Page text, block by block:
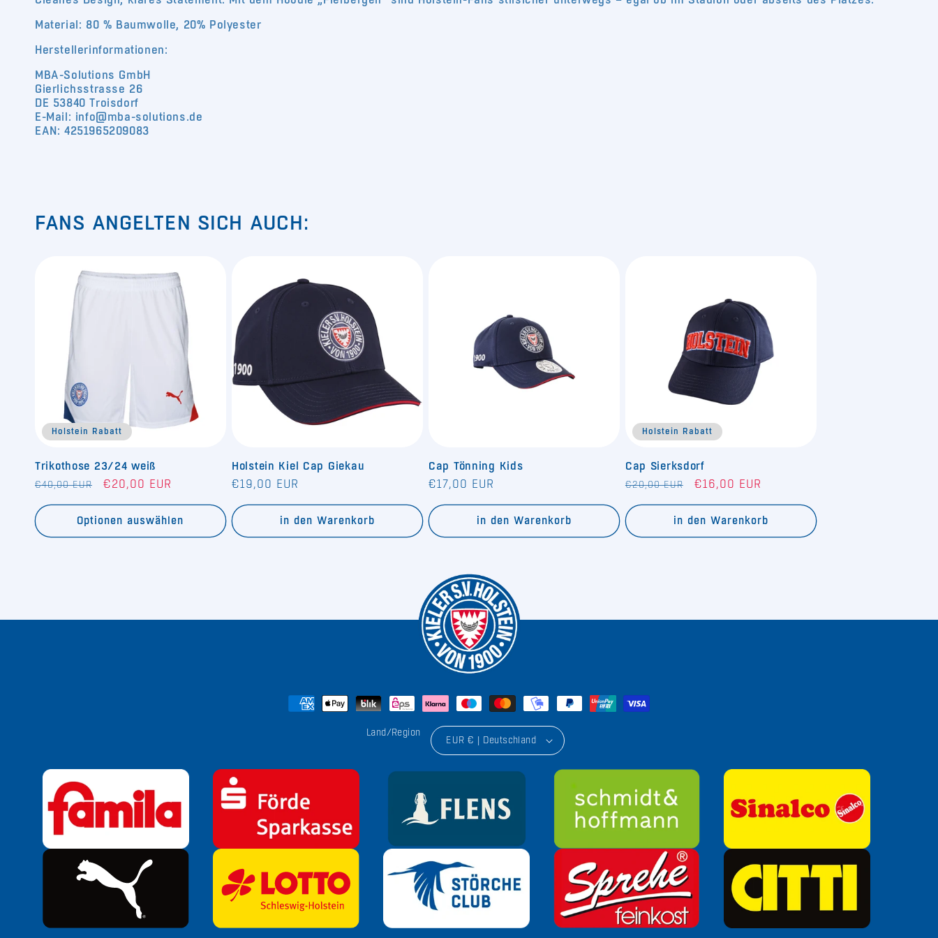
Material: 80 % Baumwolle, 20% Polyester
Herstellerinformationen:
MBA-Solutions GmbH
Gierlichsstrasse 26
DE 53840 Troisdorf
E-Mail: info@mba-solutions.de
EAN: 4251965209083
FANS ANGELTEN SICH AUCH:
Holstein Rabatt
Trikothose 23/24 weiß
Normaler
€40,00 EUR Verkaufspreis
€20,00 EUR
Optionen auswählen
Holstein Kiel Cap Giekau
Normaler
€19,00 EUR
in den Warenkorb
Cap Tönning Kids
Normaler
€17,00 EUR
in den Warenkorb
Holstein Rabatt
Cap Sierksdorf
Normaler
€20,00 EUR Verkaufspreis
€16,00 EUR
in den Warenkorb
Land/Region
EUR € | Deutschland